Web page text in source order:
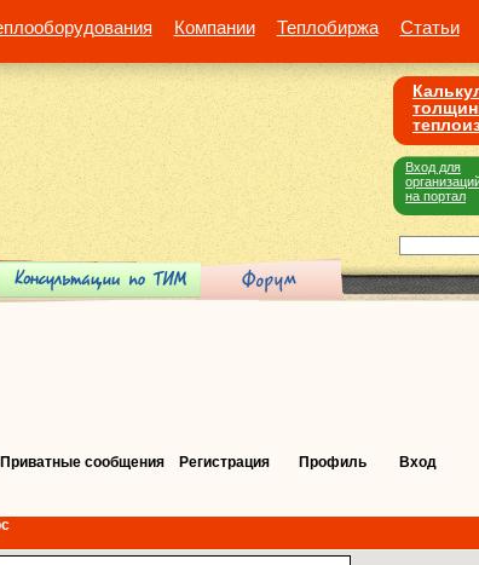
Компании Теплобиржа Статьи
Вход для
на портал
Приватные сообщения Регистрация Профиль Вход